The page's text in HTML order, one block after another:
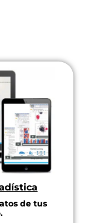
de tus